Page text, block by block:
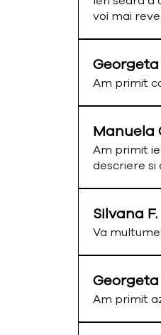
voi mai
Georgeta
Am primit
Manuela
Am primit
descriere
Silvana F.
Va
Georgeta
Am primit